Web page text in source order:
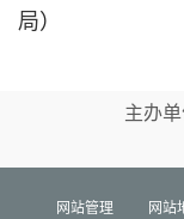
局）
主办
网站管理 网站